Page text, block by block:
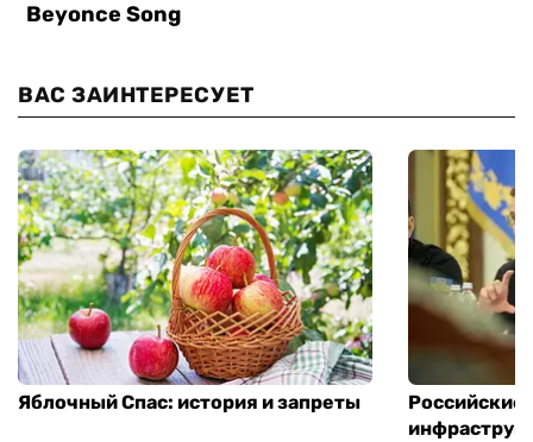
ВАС ЗАИНТЕРЕСУЕТ
Яблочный Спас: история и запреты
Российские